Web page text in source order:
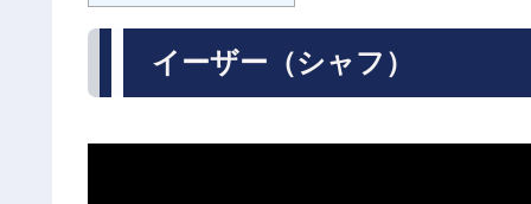
イーザー（シャフ）